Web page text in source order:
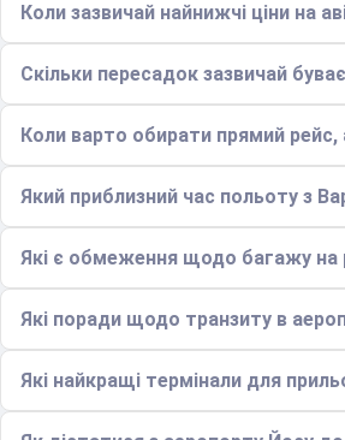
Коли зазвичай найнижчі ціни на
Скільки пересадок зазвичай
Коли варто обирати прямий
Який приблизний час польоту з
Які є обмеження щодо багажу
Які поради щодо транзиту в
Які найкращі термінали для